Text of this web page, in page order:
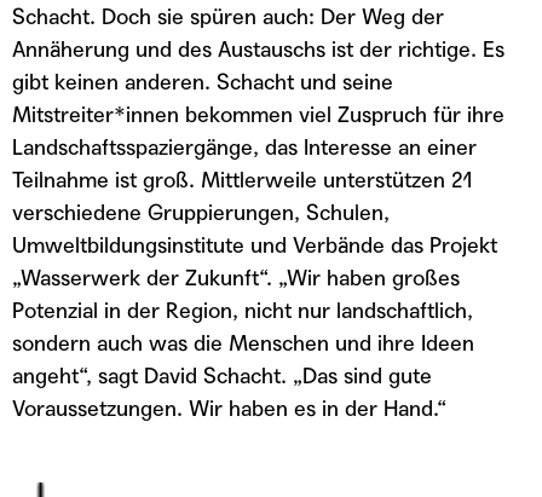
Schacht. Doch sie spüren auch: Der Weg der
Annäherung und des Austauschs ist der richtige. Es
gibt keinen anderen. Schacht und seine
Mitstreiter*innen bekommen viel Zuspruch für ihre
Landschaftsspaziergänge, das Interesse an einer
Teilnahme ist groß. Mittlerweile unterstützen 21
verschiedene Gruppierungen, Schulen,
Umweltbildungsinstitute und Verbände das Projekt
„Wasserwerk der Zukunft“. „Wir haben großes
Potenzial in der Region, nicht nur landschaftlich,
sondern auch was die Menschen und ihre Ideen
angeht“, sagt David Schacht. „Das sind gute
Voraussetzungen. Wir haben es in der Hand.“